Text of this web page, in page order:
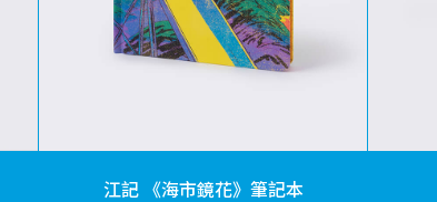
江記 《海市鏡花》筆記本